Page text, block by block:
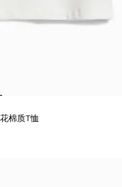
棉质T恤